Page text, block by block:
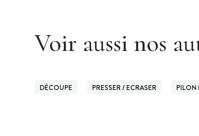
Voir aussi nos
DÉCOUPE PRESSER / ECRASER PILON